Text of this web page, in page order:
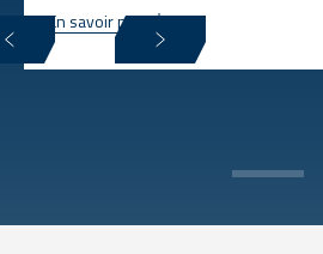
En savoir plus